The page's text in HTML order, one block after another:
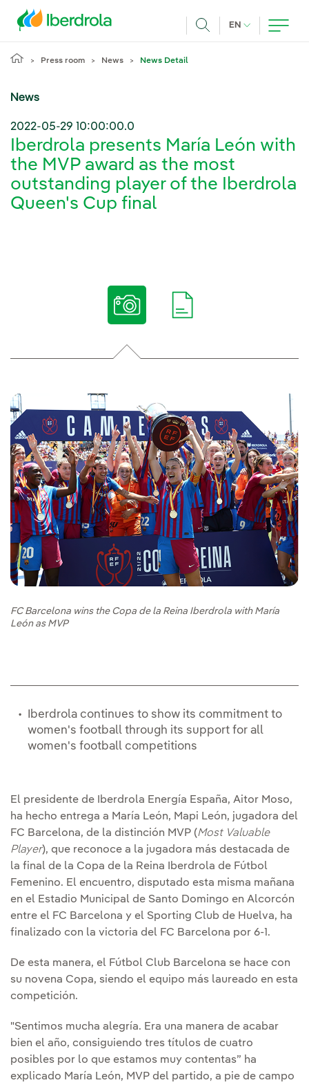
EN CURRENT
Press room News News Detail
News
2022-05-29 10:00:00.0
Iberdrola presents María León with
the MVP award as the most
outstanding player of the Iberdrola
Queen's Cup final
FC Barcelona wins the Copa de la Reina Iberdrola with María
León as MVP
Iberdrola continues to show its commitment to
women's football through its support for all
women's football competitions
El presidente de Iberdrola Energía España, Aitor Moso,
ha hecho entrega a María León, Mapi León, jugadora del
FC Barcelona, de la distinción MVP (Most Valuable
Player), que reconoce a la jugadora más destacada de
la final de la Copa de la Reina Iberdrola de Fútbol
Femenino. El encuentro, disputado esta misma mañana
en el Estadio Municipal de Santo Domingo en Alcorcón
entre el FC Barcelona y el Sporting Club de Huelva, ha
finalizado con la victoria del FC Barcelona por 6-1.
De esta manera, el Fútbol Club Barcelona se hace con
su novena Copa, siendo el equipo más laureado en esta
competición.
"Sentimos mucha alegría. Era una manera de acabar
bien el año, consiguiendo tres títulos de cuatro
posibles por lo que estamos muy contentas” ha
explicado María León, MVP del partido, a pie de campo